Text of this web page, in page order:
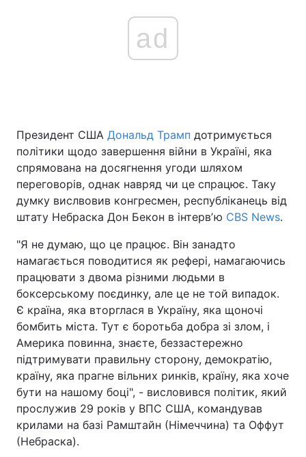
ad
Президент США Дональд Трамп дотримується
політики щодо завершення війни в Україні, яка
спрямована на досягнення угоди шляхом
переговорів, однак навряд чи це спрацює. Таку
думку вислвовив конгресмен, республіканець від
штату Небраска Дон Бекон в інтервʼю CBS News.
"Я не думаю, що це працює. Він занадто
намагається поводитися як рефері, намагаючись
працювати з двома різними людьми в
боксерському поєдинку, але це не той випадок.
Є країна, яка вторглася в Україну, яка щоночі
бомбить міста. Тут є боротьба добра зі злом, і
Америка повинна, знаєте, беззастережно
підтримувати правильну сторону, демократію,
країну, яка прагне вільних ринків, країну, яка хоче
бути на нашому боці", - висловився політик, який
прослужив 29 років у ВПС США, командував
крилами на базі Рамштайн (Німеччина) та Оффут
(Небраска).